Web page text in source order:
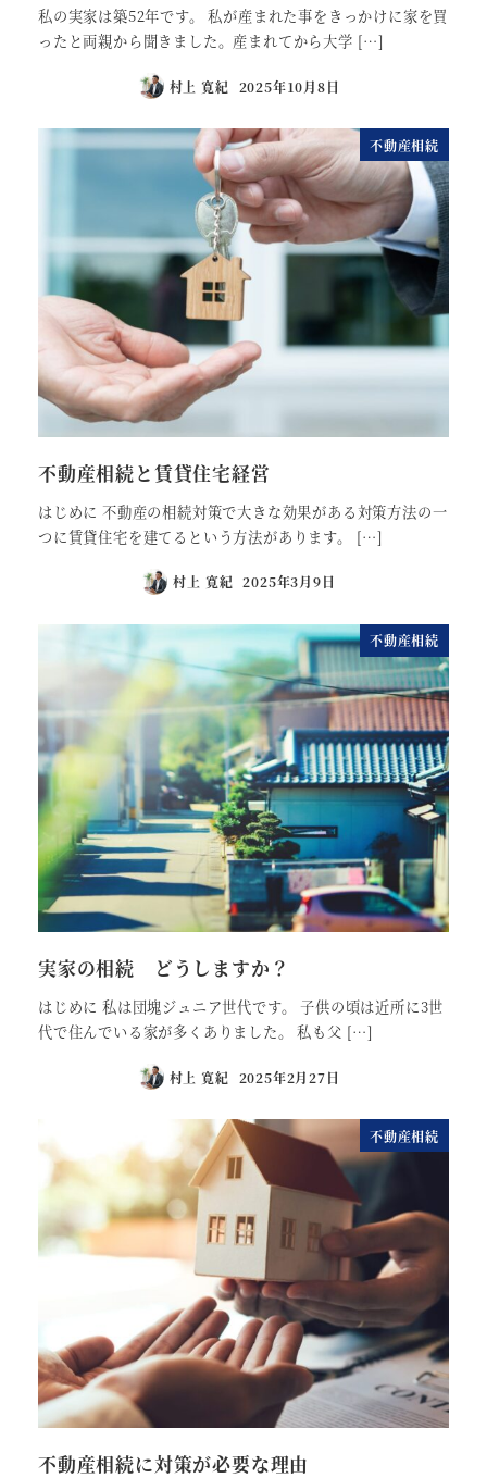
私の実家は築52年です。 私が産まれた事をきっかけに家を買
ったと両親から聞きました。産まれてから大学 […]
村上 寛紀 2025年10月8日
不動産相続
不動産相続と賃貸住宅経営
はじめに 不動産の相続対策で大きな効果がある対策方法の一
つに賃貸住宅を建てるという方法があります。 […]
村上 寛紀 2025年3月9日
不動産相続
実家の相続 どうしますか？
はじめに 私は団塊ジュニア世代です。 子供の頃は近所に3世
代で住んでいる家が多くありました。 私も父 […]
村上 寛紀 2025年2月27日
不動産相続
不動産相続に対策が必要な理由